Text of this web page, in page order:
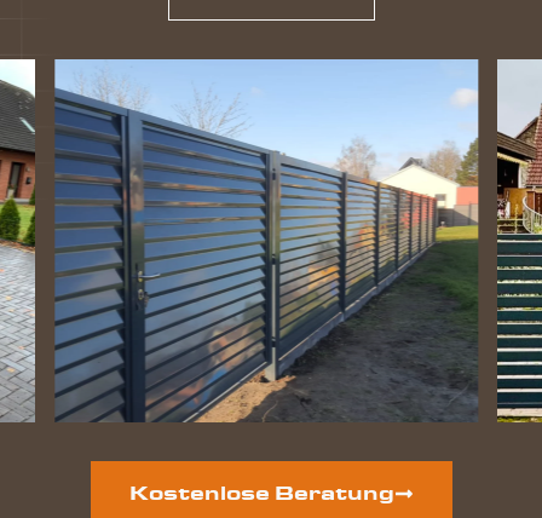
einfach
ist der
Zaun
perfekt
geworden
und die
Hunde
ihre
gewonnene
Freiheit.
Auf der
Grundstücksseite
ist auch
Kostenlose Beratung